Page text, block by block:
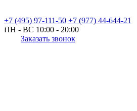
+7 (495) 97-111-50 +7 (977) 44-644-21
ПН - ВС 10:00 - 20:00
Заказать звонок